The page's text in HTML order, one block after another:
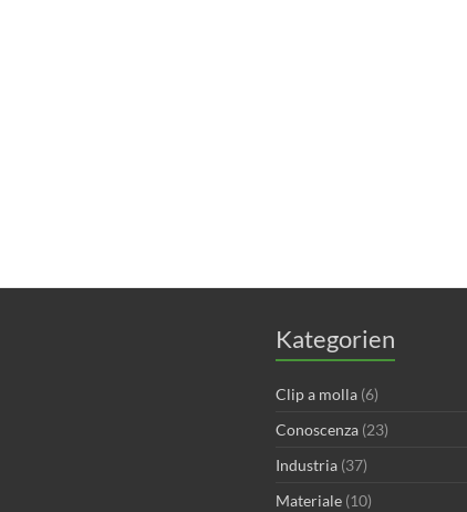
Kategorien
Clip a molla (6)
Conoscenza (23)
Industria (37)
Materiale (10)